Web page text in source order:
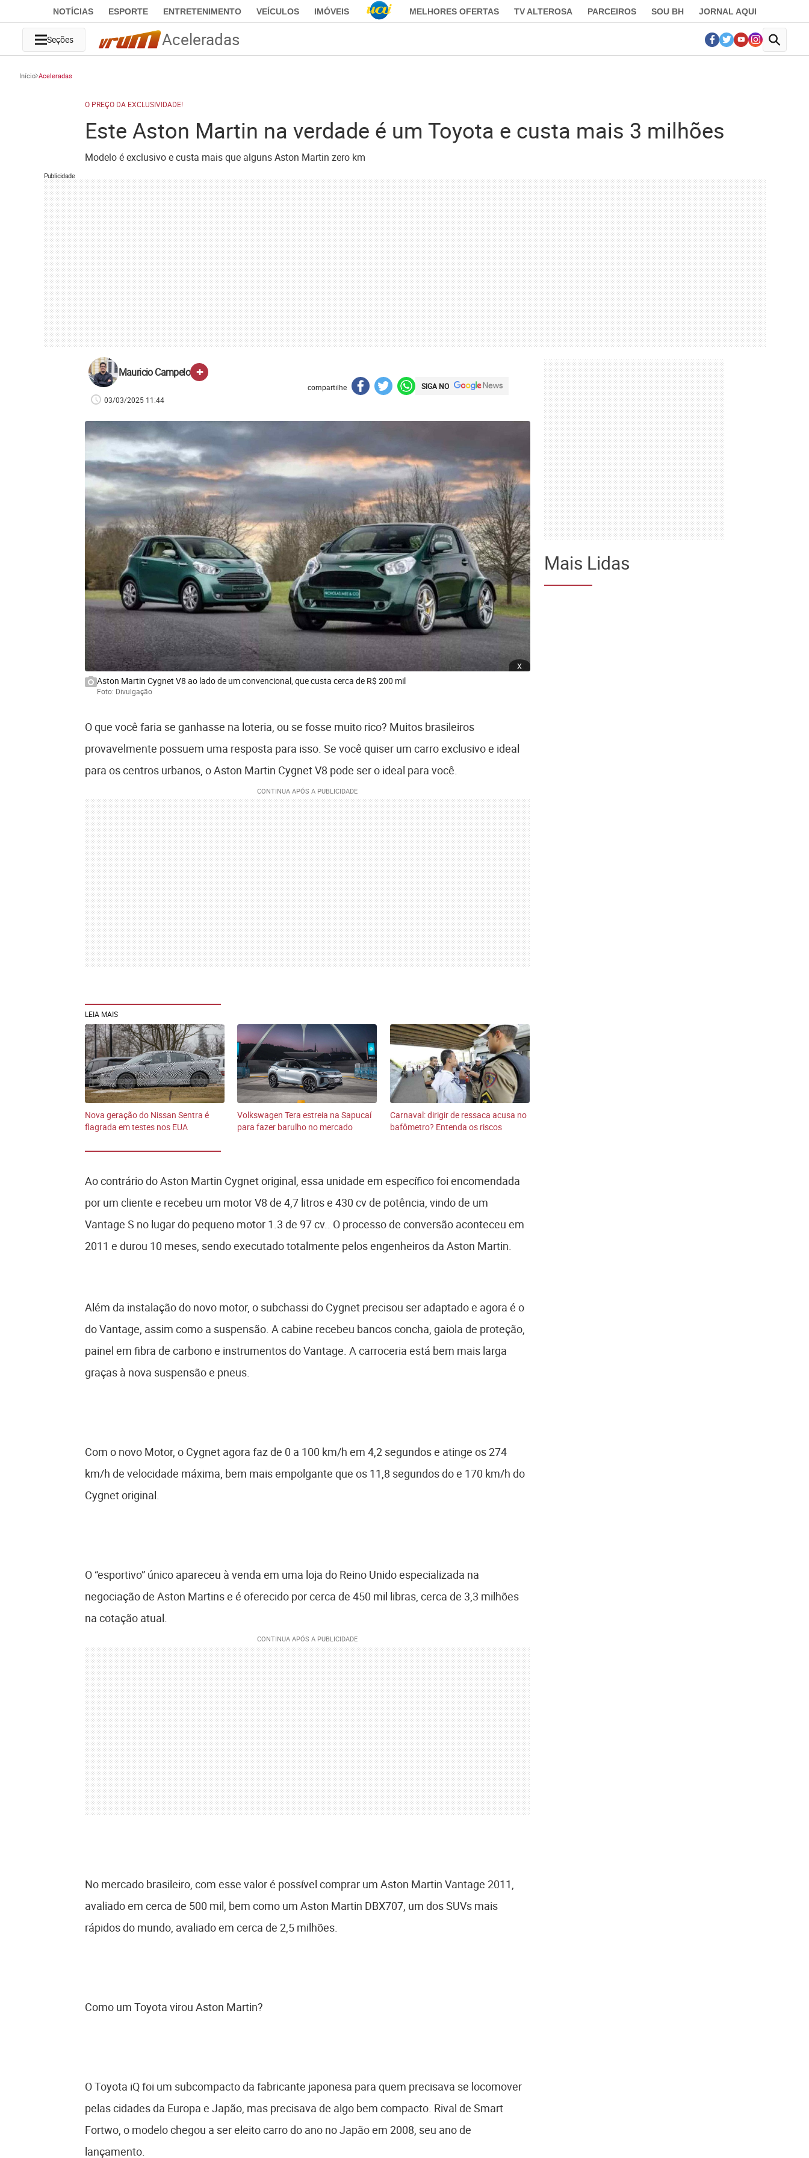
NOTÍCIAS ESPORTE ENTRETENIMENTO VEÍCULOS IMÓVEIS MELHORES OFERTAS TV ALTEROSA PARCEIROS SOU BH JORNAL AQUI
Seções Aceleradas
Início Aceleradas
O PREÇO DA EXCLUSIVIDADE!
Este Aston Martin na verdade é um Toyota e custa mais 3 milhões
Modelo é exclusivo e custa mais que alguns Aston Martin zero km
Publicidade
Mauricio Campelo +
03/03/2025 11:44
compartilhe SIGA NO
x
Aston Martin Cygnet V8 ao lado de um convencional, que custa cerca de R$ 200 mil
Foto: Divulgação
O que você faria se ganhasse na loteria, ou se fosse muito rico? Muitos brasileiros
provavelmente possuem uma resposta para isso. Se você quiser um carro exclusivo e ideal
para os centros urbanos, o Aston Martin Cygnet V8 pode ser o ideal para você.
LEIA MAIS
Nova geração do Nissan Sentra é
flagrada em testes nos EUA
Volkswagen Tera estreia na Sapucaí
para fazer barulho no mercado
Carnaval: dirigir de ressaca acusa no
bafômetro? Entenda os riscos
Ao contrário do Aston Martin Cygnet original, essa unidade em específico foi encomendada
por um cliente e recebeu um motor V8 de 4,7 litros e 430 cv de potência, vindo de um
Vantage S no lugar do pequeno motor 1.3 de 97 cv.. O processo de conversão aconteceu em
2011 e durou 10 meses, sendo executado totalmente pelos engenheiros da Aston Martin.
Além da instalação do novo motor, o subchassi do Cygnet precisou ser adaptado e agora é o
do Vantage, assim como a suspensão. A cabine recebeu bancos concha, gaiola de proteção,
painel em fibra de carbono e instrumentos do Vantage. A carroceria está bem mais larga
graças à nova suspensão e pneus.
Com o novo Motor, o Cygnet agora faz de 0 a 100 km/h em 4,2 segundos e atinge os 274
km/h de velocidade máxima, bem mais empolgante que os 11,8 segundos do e 170 km/h do
Cygnet original.
O “esportivo” único apareceu à venda em uma loja do Reino Unido especializada na
negociação de Aston Martins e é oferecido por cerca de 450 mil libras, cerca de 3,3 milhões
na cotação atual.
No mercado brasileiro, com esse valor é possível comprar um Aston Martin Vantage 2011,
avaliado em cerca de 500 mil, bem como um Aston Martin DBX707, um dos SUVs mais
rápidos do mundo, avaliado em cerca de 2,5 milhões.
Como um Toyota virou Aston Martin?
O Toyota iQ foi um subcompacto da fabricante japonesa para quem precisava se locomover
pelas cidades da Europa e Japão, mas precisava de algo bem compacto. Rival de Smart
Fortwo, o modelo chegou a ser eleito carro do ano no Japão em 2008, seu ano de
lançamento.
Mais Lidas